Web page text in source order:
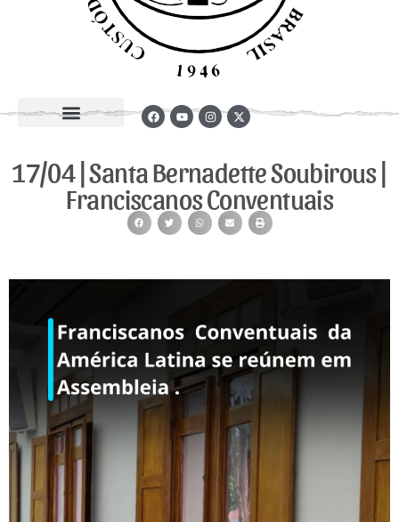
17/04 | Santa Bernadette Soubirous |
Franciscanos Conventuais